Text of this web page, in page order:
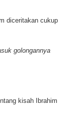
diceritakan cukup
golongannya
kisah Ibrahim